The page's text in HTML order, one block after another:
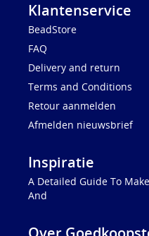
Klantenservice
BeadStore
FAQ
Delivery and return
Terms and Conditions
Retour aanmelden
Afmelden nieuwsbrief
Inspiratie
A Detailed Guide To
And